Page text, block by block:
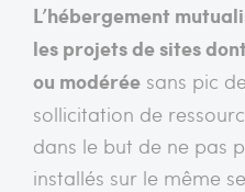
L’hébergement
les projets de sites
ou modérée sans pic
sollicitation de
dans le but de ne pas
installés sur le même